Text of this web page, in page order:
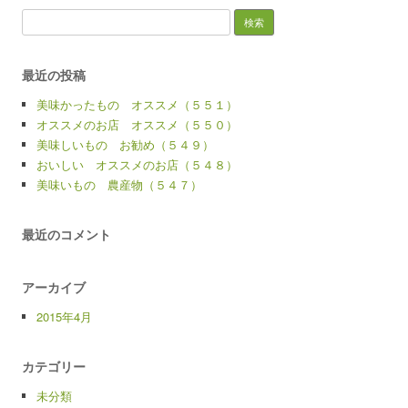
索:
最近の投稿
美味かったもの オススメ（５５１）
オススメのお店 オススメ（５５０）
美味しいもの お勧め（５４９）
おいしい オススメのお店（５４８）
美味いもの 農産物（５４７）
最近のコメント
アーカイブ
2015年4月
カテゴリー
未分類